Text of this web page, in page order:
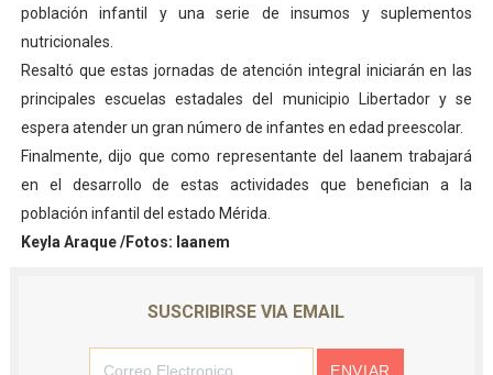
Plan Quirúrgico Regional llega a Pueblo Llano con la
población infantil y una serie de insumos y suplementos
nutricionales.
Resaltó que estas jornadas de atención integral iniciarán en las
principales escuelas estadales del municipio Libertador y se
espera atender un gran número de infantes en edad preescolar.
Finalmente, dijo que como representante del Iaanem trabajará
en el desarrollo de estas actividades que benefician a la
población infantil del estado Mérida.
Keyla Araque /Fotos: Iaanem
SUSCRIBIRSE VIA EMAIL